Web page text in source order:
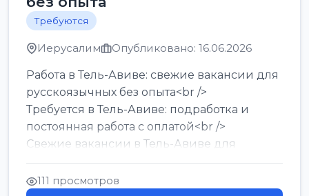
Требуются
Иерусалим Опубликовано: 16.06.2026
Работа в Тель-Авиве: свежие вакансии для
русскоязычных без опыта<br />
Требуется в Тель-Авиве: подработка и
постоянная работа с оплатой<br />
Свежие вакансии в Тель-Авиве для
мужчин и женщин от хозя...
111 просмотров